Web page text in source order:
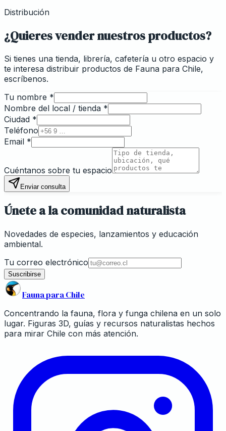
Distribución
¿Quieres vender nuestros productos?
Si tienes una tienda, librería, cafetería u otro espacio y
te interesa distribuir productos de Fauna para Chile,
escríbenos.
Tu nombre *
Nombre del local / tienda *
Ciudad *
Teléfono
Email *
Cuéntanos sobre tu espacio
Enviar consulta
Únete a la comunidad naturalista
Novedades de especies, lanzamientos y educación
ambiental.
Tu correo electrónico
Suscribirse
Fauna para Chile
Concentrando la fauna, flora y funga chilena en un solo
lugar. Figuras 3D, guías y recursos naturalistas hechos
para mirar Chile con más atención.